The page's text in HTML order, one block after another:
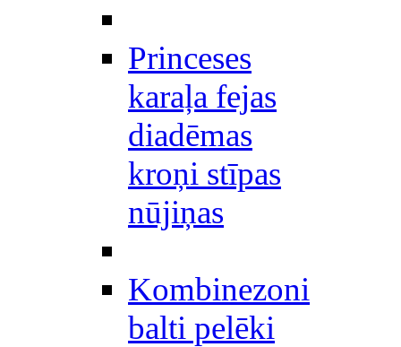
Princeses
karaļa fejas
diadēmas
kroņi stīpas
nūjiņas
Kombinezoni
balti pelēki